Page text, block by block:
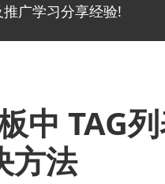
广学习分享经验!
中 TAG
方法